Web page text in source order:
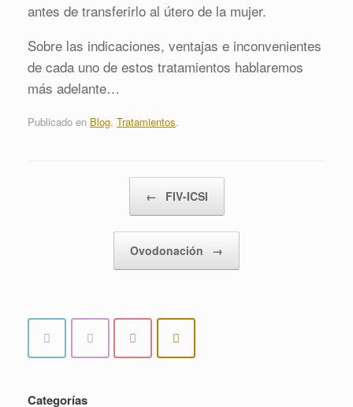
antes de transferirlo al útero de la mujer.
Sobre las indicaciones, ventajas e inconvenientes
de cada uno de estos tratamientos hablaremos
más adelante…
Publicado en Blog, Tratamientos.
← FIV-ICSI
Ovodonación →
Categorías